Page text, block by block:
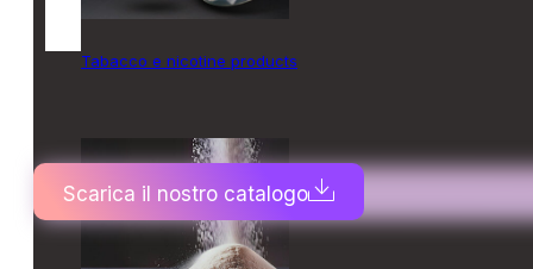
Tabacco e nicotine products
Scarica il nostro catalogo